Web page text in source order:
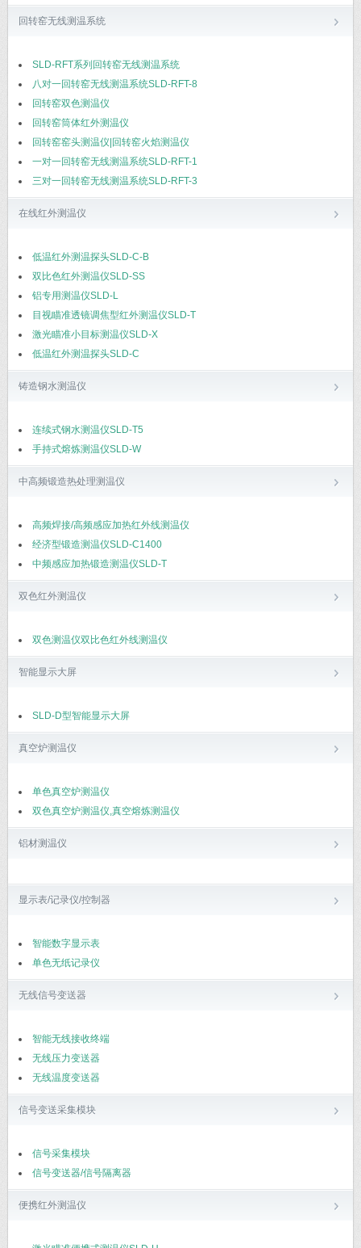
回转窑无线测温系统
SLD-RFT系列回转窑无线测温系统
八对一回转窑无线测温系统SLD-RFT-8
回转窑双色测温仪
回转窑筒体红外测温仪
回转窑窑头测温仪|回转窑火焰测温仪
一对一回转窑无线测温系统SLD-RFT-1
三对一回转窑无线测温系统SLD-RFT-3
在线红外测温仪
低温红外测温探头SLD-C-B
双比色红外测温仪SLD-SS
铝专用测温仪SLD-L
目视瞄准透镜调焦型红外测温仪SLD-T
激光瞄准小目标测温仪SLD-X
低温红外测温探头SLD-C
铸造钢水测温仪
连续式钢水测温仪SLD-T5
手持式熔炼测温仪SLD-W
中高频锻造热处理测温仪
高频焊接/高频感应加热红外线测温仪
经济型锻造测温仪SLD-C1400
中频感应加热锻造测温仪SLD-T
双色红外测温仪
双色测温仪双比色红外线测温仪
智能显示大屏
SLD-D型智能显示大屏
真空炉测温仪
单色真空炉测温仪
双色真空炉测温仪,真空熔炼测温仪
铝材测温仪
显示表/记录仪/控制器
智能数字显示表
单色无纸记录仪
无线信号变送器
智能无线接收终端
无线压力变送器
无线温度变送器
信号变送采集模块
信号采集模块
信号变送器/信号隔离器
便携红外测温仪